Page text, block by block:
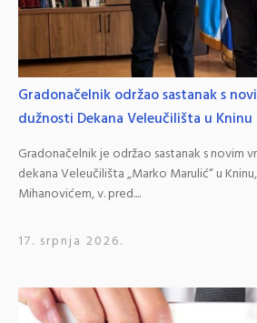
Gradonačelnik održao sastanak s
dužnosti Dekana Veleučilišta u Kninu
Gradonačelnik je održao sastanak s novim
dekana Veleučilišta „Marko Marulić“ u
Mihanovićem, v. pred....
17. srpnja 2026.